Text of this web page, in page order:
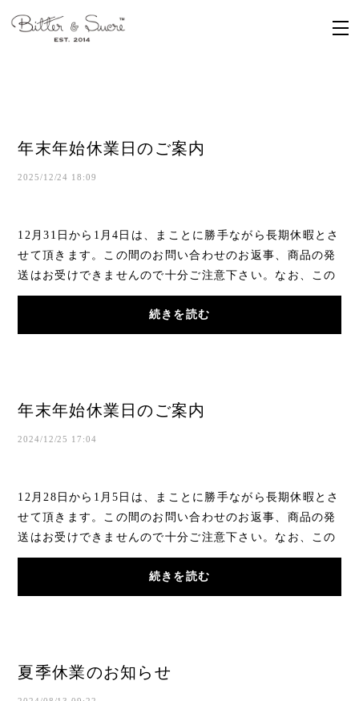
年末年始休業日のご案内
2025/12/24 18:09
12月31日から1月4日は、まことに勝手ながら長期休暇とさ
せて頂きます。この間のお問い合わせのお返事、商品の発
送はお受けできませんので十分ご注意下さい。なお、この
間のご注文はお受け致しますが、当社からの...
続きを読む
年末年始休業日のご案内
2024/12/25 17:04
12月28日から1月5日は、まことに勝手ながら長期休暇とさ
せて頂きます。この間のお問い合わせのお返事、商品の発
送はお受けできませんので十分ご注意下さい。なお、この
間のご注文はお受け致しますが、当社からの...
続きを読む
夏季休業のお知らせ